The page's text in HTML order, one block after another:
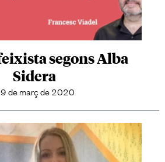
segons Alba
Sidera
de març de 2020